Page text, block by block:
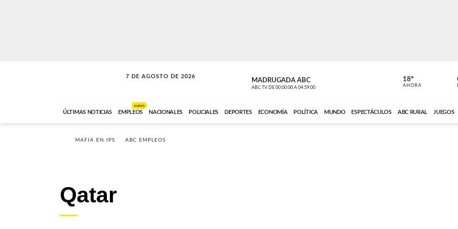
7 DE AGOSTO DE 2026
SOLO MÚSICA MADRUGADA ABC
ABC TV DE 00:00:00 A 04:59:00 ABC CARDINAL
18º
AHORA
ÚLTIMAS NOTICIAS EMPLEOS
NUEVO
NACIONALES POLICIALES DEPORTES ECONOMÍA POLÍTICA MUNDO ESPECTÁCULOS ABC RURAL JUEGOS
MAFIA EN IPS ABC EMPLEOS
Qatar